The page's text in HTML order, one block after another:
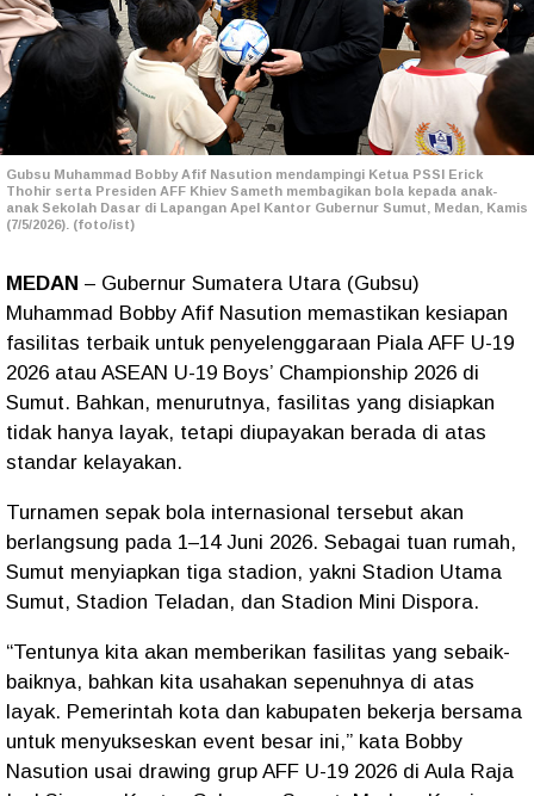
Gubsu Muhammad Bobby Afif Nasution mendampingi Ketua PSSI Erick
Thohir serta Presiden AFF Khiev Sameth membagikan bola kepada anak-
anak Sekolah Dasar di Lapangan Apel Kantor Gubernur Sumut, Medan, Kamis
(7/5/2026). (foto/ist)
MEDAN – Gubernur Sumatera Utara (Gubsu)
Muhammad Bobby Afif Nasution memastikan kesiapan
fasilitas terbaik untuk penyelenggaraan Piala AFF U-19
2026 atau ASEAN U-19 Boys’ Championship 2026 di
Sumut. Bahkan, menurutnya, fasilitas yang disiapkan
tidak hanya layak, tetapi diupayakan berada di atas
standar kelayakan.
Turnamen sepak bola internasional tersebut akan
berlangsung pada 1–14 Juni 2026. Sebagai tuan rumah,
Sumut menyiapkan tiga stadion, yakni Stadion Utama
Sumut, Stadion Teladan, dan Stadion Mini Dispora.
“Tentunya kita akan memberikan fasilitas yang sebaik-
baiknya, bahkan kita usahakan sepenuhnya di atas
layak. Pemerintah kota dan kabupaten bekerja bersama
untuk menyukseskan event besar ini,” kata Bobby
Nasution usai drawing grup AFF U-19 2026 di Aula Raja